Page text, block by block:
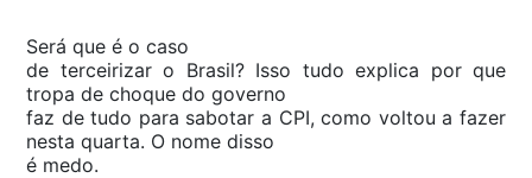
Será que é o caso
de terceirizar o Brasil? Isso tudo explica por que
tropa de choque do governo
faz de tudo para sabotar a CPI, como voltou a fazer
nesta quarta. O nome disso
é medo.